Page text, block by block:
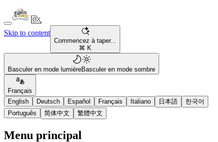
Skip to content
Commencez à taper...
⌘ K
Basculer en mode lumièreBasculer en mode sombre
Français
English
Deutsch Español Français Italiano 日本語
한국어
Português
简体中文 繁體中文
Menu principal